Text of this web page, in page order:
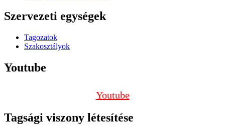
Szervezeti egységek
Tagozatok
Szakosztályok
Youtube
Youtube
Tagsági viszony létesítése